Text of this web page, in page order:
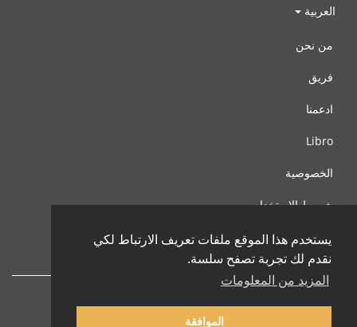
يستخدم هذا الموقع ملفات تعريف الارتباط لكي
نقدم لك تجربة تصفح سلسة.
المزيد من المعلومات
الموافقة
العربية
من نحن
فريق
ادعمنا
Libro
الخصوصية
شروط الإستخدام
اتصل بنا